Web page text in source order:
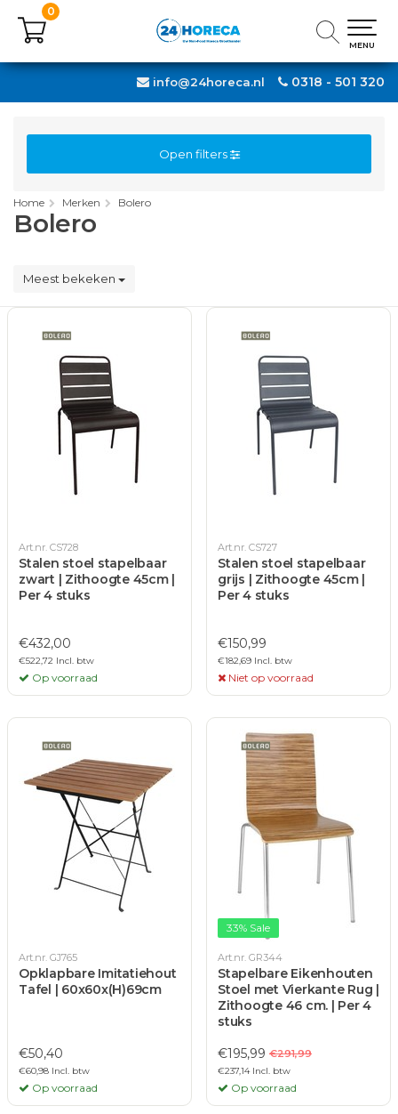
0318 - 501 320
info@24horeca.nl
0
MENU
0
MENU
Open filters
Home Merken Bolero
Bolero
Meest bekeken
Art.nr. CS728
Stalen stoel stapelbaar
zwart | Zithoogte 45cm |
Per 4 stuks
€432,00
€522,72 Incl. btw
Op voorraad
Art.nr. CS727
Stalen stoel stapelbaar
grijs | Zithoogte 45cm |
Per 4 stuks
€150,99
€182,69 Incl. btw
Niet op voorraad
Art.nr. GJ765
Opklapbare Imitatiehout
Tafel | 60x60x(H)69cm
€50,40
€60,98 Incl. btw
Op voorraad
33% Sale
Art.nr. GR344
Stapelbare Eikenhouten
Stoel met Vierkante Rug |
Zithoogte 46 cm. | Per 4
stuks
€195,99 €291,99
€237,14 Incl. btw
Op voorraad